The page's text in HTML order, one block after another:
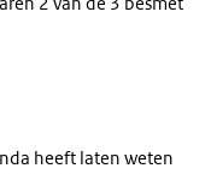
heeft laten weten